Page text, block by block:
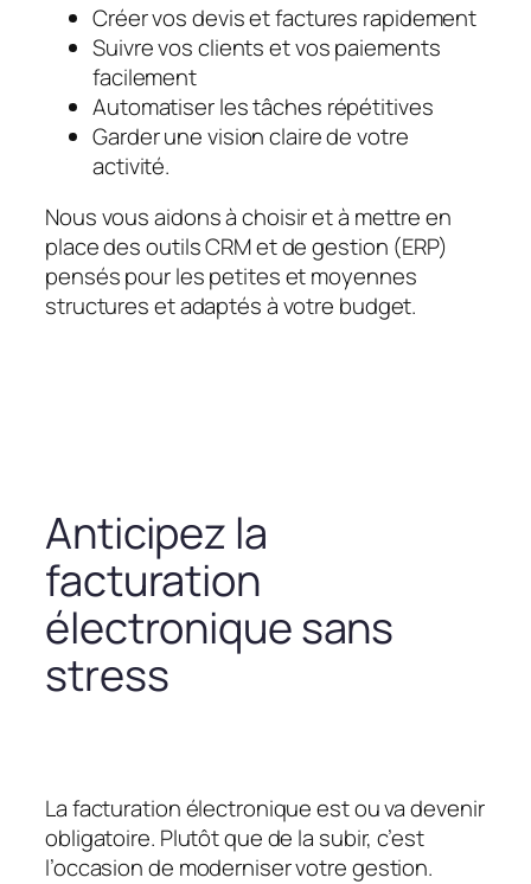
Créer vos devis et factures rapidement
Suivre vos clients et vos paiements
facilement
Automatiser les tâches répétitives
Garder une vision claire de votre
activité.
Nous vous aidons à choisir et à mettre en
place des outils CRM et de gestion (ERP)
pensés pour les petites et moyennes
structures et adaptés à votre budget.
Anticipez la
facturation
électronique sans
stress
La facturation électronique est ou va devenir
obligatoire. Plutôt que de la subir, c’est
l’occasion de moderniser votre gestion.